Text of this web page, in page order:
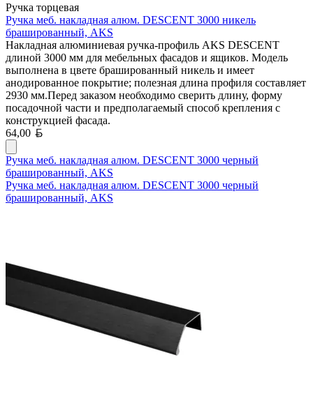
Ручка торцевая
Ручка меб. накладная алюм. DESCENT 3000 никель
брашированный, AKS
Накладная алюминиевая ручка-профиль AKS DESCENT
длиной 3000 мм для мебельных фасадов и ящиков. Модель
выполнена в цвете брашированный никель и имеет
анодированное покрытие; полезная длина профиля составляет
2930 мм.Перед заказом необходимо сверить длину, форму
посадочной части и предполагаемый способ крепления с
конструкцией фасада.
64,00
Ручка меб. накладная алюм. DESCENT 3000 черный
брашированный, AKS
Ручка меб. накладная алюм. DESCENT 3000 черный
брашированный, AKS